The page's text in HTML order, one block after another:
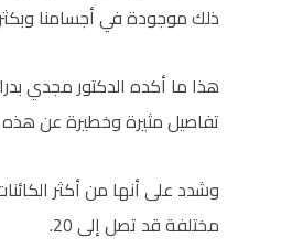
ذلك موجودة في أجسامنا
هذا ما أكده الدكتور مجدي
تفاصيل مثيرة وخطيرة عن هذه
مختلفة قد تصل إلى 20.